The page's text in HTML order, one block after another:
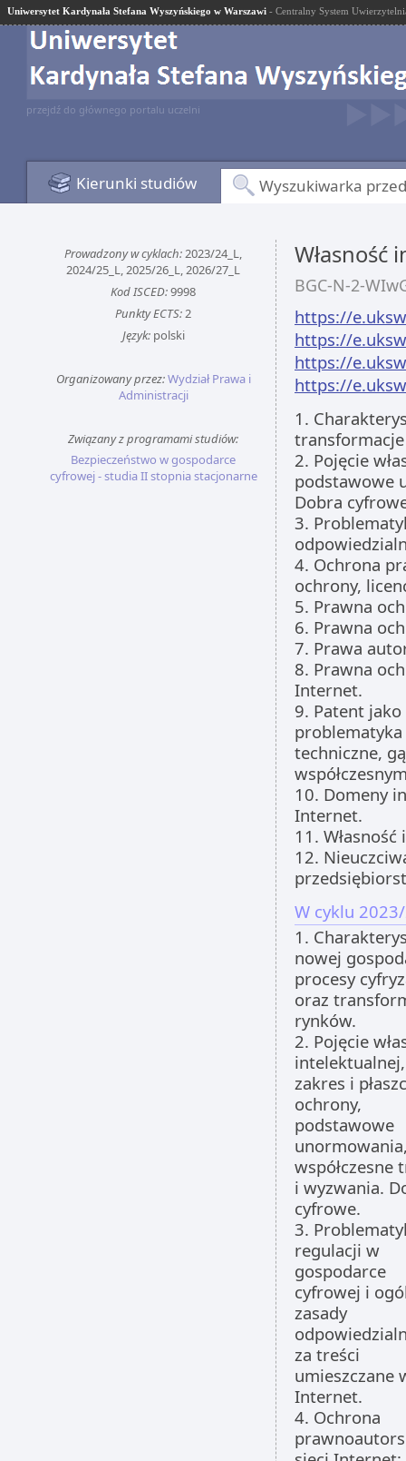
Uniwersytet Kardynała Stefana Wyszyńskiego w Warszawi - Centralny System
przejdź do głównego portalu uczelni
Kierunki studiów Wyszukiwarka
Prowadzony w cyklach:2023/24_L,
2024/25_L, 2025/26_L, 2026/27_L
Kod ISCED:9998
Punkty ECTS:2
Język:polski
Organizowany przez:Wydział Prawa i
Administracji
Związany z programami studiów:
Bezpieczeństwo w gospodarce
cyfrowej - studia II stopnia stacjonarne
BGC-N-2-
https://
https://
https://
https://
1.
2. Pojęcie
podstawowe
Dobra
3.
4. Ochrona
ochrony,
5. Prawna
6. Prawna
7. Prawa
8. Prawna
Internet.
9. Patent
techniczne,
10. Domeny
Internet.
11.
12.
W cyklu
1.
nowej
procesy
oraz
rynków.
2. Pojęcie
intelektualnej,
zakres i
ochrony,
podstawowe
współczesne
i wyzwania.
cyfrowe.
3.
regulacji w
gospodarce
cyfrowej i
zasady
za treści
umieszczane
Internet.
4. Ochrona